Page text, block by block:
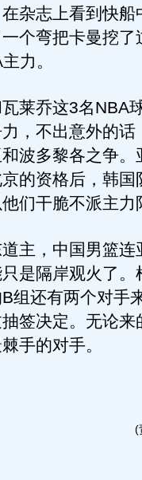
杂志上看到快船
个弯把卡曼挖了
力。
乔这3名NBA
，不出意外的话
波多黎各之争。
的资格后，韩国
们干脆不派主力
，中国男篮连
是隔岸观火了。
组还有两个对手
签决定。无论来
手的对手。
(